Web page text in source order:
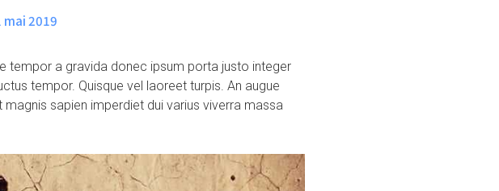
mai 2019
tempor a gravida donec ipsum porta justo integer
tempor. Quisque vel laoreet turpis. An augue
sapien imperdiet dui varius viverra massa